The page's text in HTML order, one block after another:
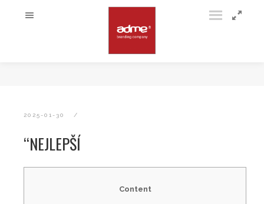
2025-01-30
“NEJLEPŠÍ
Content